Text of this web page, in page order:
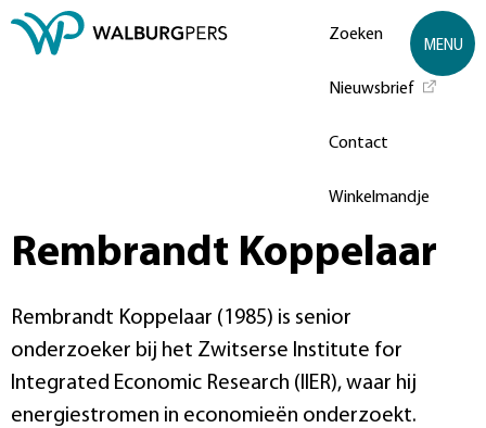
Zoeken
Nieuwsbrief
Contact
Winkelmandje
MENU
Rembrandt Koppelaar
Rembrandt Koppelaar (1985) is senior
onderzoeker bij het Zwitserse Institute for
Integrated Economic Research (IIER), waar hij
energiestromen in economieën onderzoekt.